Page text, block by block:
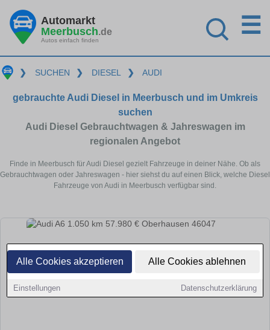
Alle Cookies akzeptieren Alle Cookies ablehnen
Einstellungen Datenschutzerklärung
Automarkt
Meerbusch.de
Autos einfach finden
☰
❯ SUCHEN ❯ DIESEL ❯ AUDI
gebrauchte Audi Diesel in Meerbusch und im Umkreis
suchen
Audi Diesel Gebrauchtwagen & Jahreswagen im
regionalen Angebot
Finde in Meerbusch für Audi Diesel gezielt Fahrzeuge in deiner Nähe. Ob als
Gebrauchtwagen oder Jahreswagen - hier siehst du auf einen Blick, welche Diesel
Fahrzeuge von Audi in Meerbusch verfügbar sind.